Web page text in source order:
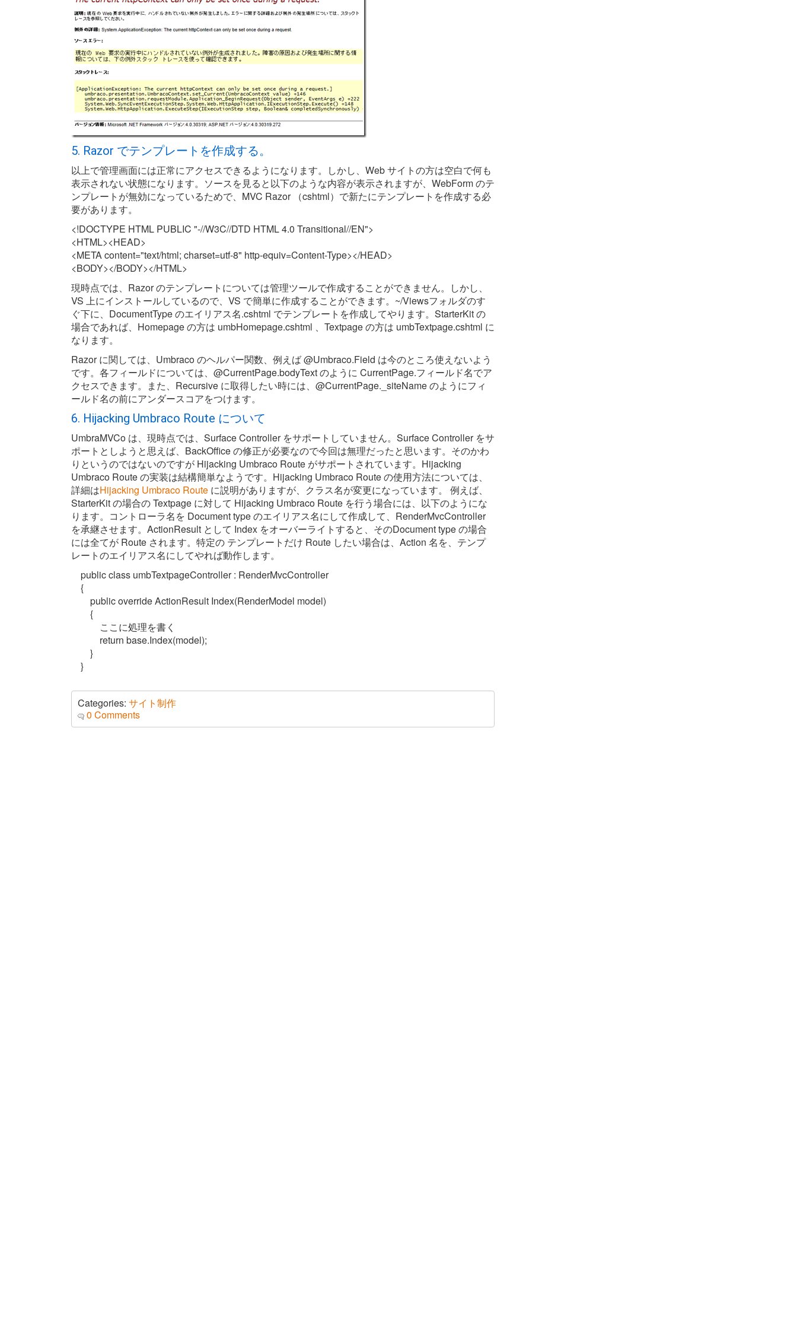
5. Razor でテンプレートを作成する。
以上で管理画面には正常にアクセスできるようになります。しかし、Web サイトの方は空白で何も
表示されない状態になります。ソースを見ると以下のような内容が表示されますが、WebForm のテ
ンプレートが無効になっているためで、MVC Razor （cshtml）で新たにテンプレートを作成する必
要があります。
<!DOCTYPE HTML PUBLIC "-//W3C//DTD HTML 4.0 Transitional//EN">
<HTML><HEAD>
<META content="text/html; charset=utf-8" http-equiv=Content-Type></HEAD>
<BODY></BODY></HTML>
現時点では、Razor のテンプレートについては管理ツールで作成することができません。しかし、
VS 上にインストールしているので、VS で簡単に作成することができます。~/Viewsフォルダのす
ぐ下に、DocumentType のエイリアス名.cshtml でテンプレートを作成してやります。StarterKit の
場合であれば、Homepage の方は umbHomepage.cshtml 、Textpage の方は umbTextpage.cshtml に
なります。
Razor に関しては、Umbraco のヘルパー関数、例えば @Umbraco.Field は今のところ使えないよう
です。各フィールドについては、@CurrentPage.bodyText のように CurrentPage.フィールド名でア
クセスできます。また、Recursive に取得したい時には、@CurrentPage._siteName のようにフィ
ールド名の前にアンダースコアをつけます。
6. Hijacking Umbraco Route について
UmbraMVCo は、現時点では、Surface Controller をサポートしていません。Surface Controller をサ
ポートとしようと思えば、BackOffice の修正が必要なので今回は無理だったと思います。そのかわ
りというのではないのですが Hijacking Umbraco Route がサポートされています。Hijacking
Umbraco Route の実装は結構簡単なようです。Hijacking Umbraco Route の使用方法については、
詳細はHijacking Umbraco Route に説明がありますが、クラス名が変更になっています。 例えば、
StarterKit の場合の Textpage に対して Hijacking Umbraco Route を行う場合には、以下のようにな
ります。コントローラ名を Document type のエイリアス名にして作成して、RenderMvcController
を承継させます。ActionResult として Index をオーバーライトすると、そのDocument type の場合
には全てが Route されます。特定の テンプレートだけ Route したい場合は、Action 名を、テンプ
レートのエイリアス名にしてやれば動作します。
public class umbTextpageController : RenderMvcController
{
public override ActionResult Index(RenderModel model)
{
ここに処理を書く
return base.Index(model);
}
}
Categories: サイト制作
0 Comments